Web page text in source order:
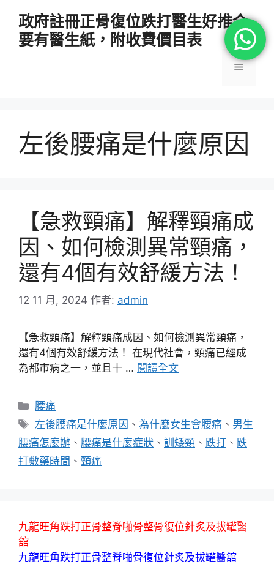
政府註冊正骨復位跌打醫生好推介
要有醫生紙，附收費價目表
選
左後腰痛是什麼原因
【急救頸痛】解釋頸痛成
因、如何檢測異常頸痛，
還有4個有效舒緩方法！
12 11 月, 2024 作者: admin
【急救頸痛】解釋頸痛成因、如何檢測異常頸痛，
還有4個有效舒緩方法！ 在現代社會，頸痛已經成
為都市病之一，並且十 … 閱讀全文
分
類
腰痛
標
籤
左後腰痛是什麼原因 、為什麼女生會腰痛 、 男生
腰痛怎麼辦 、 腰痛是什麼症狀 、 訓矮頸 、 跌打 、 跌
打敷藥時間 、 頸痛
九龍旺角跌打正骨整脊啪骨整骨復位針炙及拔罐醫
舘
九龍旺角跌打正骨整脊啪骨復位針炙及拔罐醫舘